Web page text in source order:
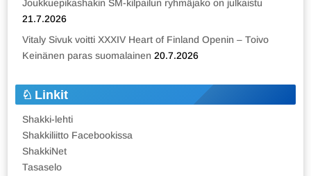
Joukkuepikashakin SM-kilpailun ryhmäjako on julkaistu
21.7.2026
Vitaly Sivuk voitti XXXIV Heart of Finland Openin – Toivo
Keinänen paras suomalainen 20.7.2026
Linkit
Shakki-lehti
Shakkiliitto Facebookissa
ShakkiNet
Tasaselo